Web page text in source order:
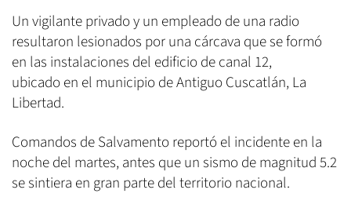
Un vigilante privado y un empleado de una radio
resultaron lesionados por una cárcava que se formó
en las instalaciones del edificio de canal 12,
ubicado en el municipio de Antiguo Cuscatlán, La
Libertad.
Comandos de Salvamento reportó el incidente en la
noche del martes, antes que un sismo de magnitud 5.2
se sintiera en gran parte del territorio nacional.